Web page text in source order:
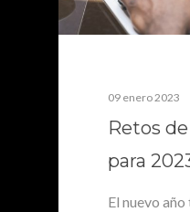
09 enero 2023
Retos
para
El nuevo